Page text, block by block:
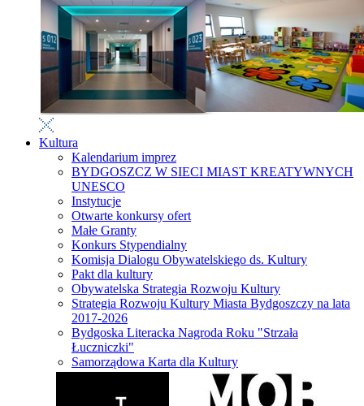
Kultura
Kalendarium imprez
BYDGOSZCZ W SIECI MIAST KREATYWNYCH
UNESCO
Instytucje
Otwarte konkursy ofert
Małe Granty
Konkurs Stypendialny
Komisja Dialogu Obywatelskiego ds. Kultury
Pakt dla kultury
Obywatelska Strategia Rozwoju Kultury
Strategia Rozwoju Kultury Miasta Bydgoszczy na lata
2017-2026
Bydgoska Literacka Nagroda Roku "Strzała
Łuczniczki"
Samorządowa Karta dla Kultury